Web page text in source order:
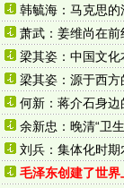
韩毓海：马克思的
萧武：姜维尚在
梁其姿：中国文
梁其姿：源于西
何新：蒋介石身边
余新忠：晚清“卫
刘兵：集体化时
毛泽东创建了世